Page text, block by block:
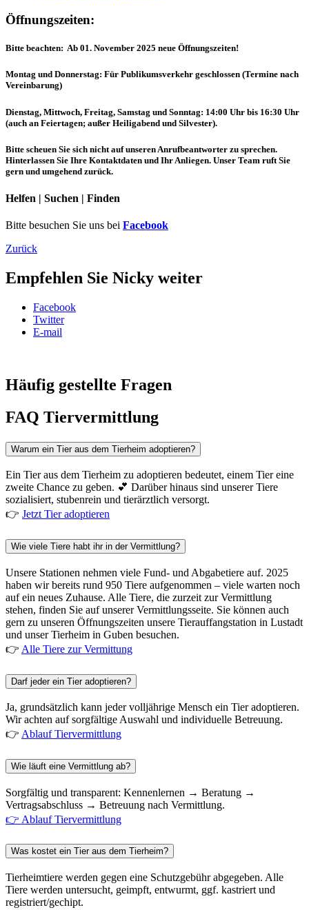
Öffnungszeiten:
Bitte beachten: Ab 01. November 2025 neue Öffnungszeiten!
Montag und Donnerstag: Für Publikumsverkehr geschlossen (Termine nach
Vereinbarung)
Dienstag, Mittwoch, Freitag, Samstag und Sonntag: 14:00 Uhr bis 16:30 Uhr
(auch an Feiertagen; außer Heiligabend und Silvester).
Bitte scheuen Sie sich nicht auf unseren Anrufbeantworter zu sprechen.
Hinterlassen Sie Ihre Kontaktdaten und Ihr Anliegen. Unser Team ruft Sie
gern und umgehend zurück.
Helfen | Suchen | Finden
Bitte besuchen Sie uns bei Facebook
Zurück
Empfehlen Sie Nicky weiter
Facebook
Twitter
E-mail
Häufig gestellte Fragen
FAQ Tiervermittlung
Warum ein Tier aus dem Tierheim adoptieren?
Ein Tier aus dem Tierheim zu adoptieren bedeutet, einem Tier eine
zweite Chance zu geben. 💕 Darüber hinaus sind unserer Tiere
sozialisiert, stubenrein und tierärztlich versorgt.
👉 Jetzt Tier adoptieren
Wie viele Tiere habt ihr in der Vermittlung?
Unsere Stationen nehmen viele Fund- und Abgabetiere auf. 2025
haben wir bereits rund 950 Tiere aufgenommen – viele warten noch
auf ein neues Zuhause. Alle Tiere, die zurzeit zur Vermittlung
stehen, finden Sie auf unserer Vermittlungsseite. Sie können auch
gern zu unseren Öffnungszeiten unsere Tierauffangstation in Lustadt
und unser Tierheim in Guben besuchen.
👉 Alle Tiere zur Vermittung
Darf jeder ein Tier adoptieren?
Ja, grundsätzlich kann jeder volljährige Mensch ein Tier adoptieren.
Wir achten auf sorgfältige Auswahl und individuelle Betreuung.
👉 Ablauf Tiervermittlung
Wie läuft eine Vermittlung ab?
Sorgfältig und transparent: Kennenlernen → Beratung →
Vertragsabschluss → Betreuung nach Vermittlung.
👉 Ablauf Tiervermittlung
Was kostet ein Tier aus dem Tierheim?
Tierheimtiere werden gegen eine Schutzgebühr abgegeben. Alle
Tiere werden untersucht, geimpft, entwurmt, ggf. kastriert und
registriert/gechipt.